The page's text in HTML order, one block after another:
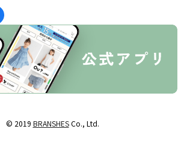
© 2019 BRANSHESCo., Ltd.